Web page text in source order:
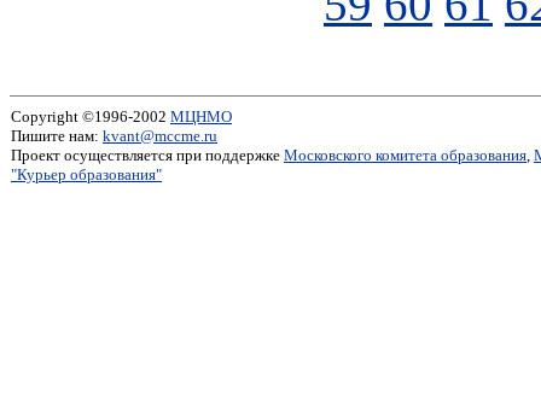
Copyright ©1996-2002 МЦНМО
Пишите нам: kvant@mccme.ru
Проект осуществляется при поддержке Московского комитета образования,
"Курьер образования"